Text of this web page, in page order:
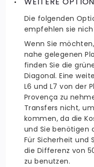
Die folgenden
empfehlen sie
Wenn Sie
nahe gelegenen
finden Sie die
Diagonal. Eine
L6 und L7 von der
Provença zu
Transfers nicht,
kommen, da die
und Sie benötigen
Für Sicherheit und
die Differenz von
zu benutzen.